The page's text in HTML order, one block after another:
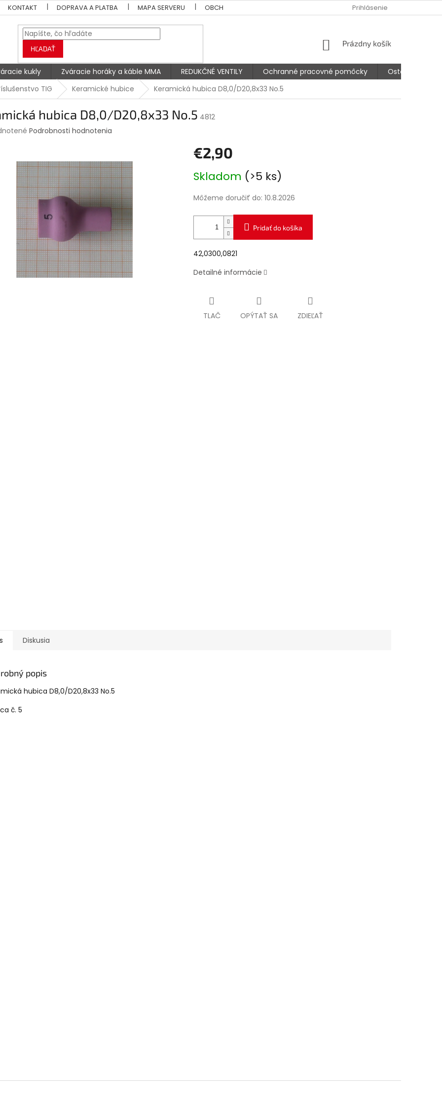
KONTAKT DOPRAVA A PLATBA MAPA SERVERU OBCHODNÉ PODMIENKY PODMIENKY OCHRANY OSOBNÝCH ÚDAJOV
Prihlásenie
HĽADAŤ
NÁKUPNÝ
Prázdny košík
kukly Zváracie horáky a káble MMA REDUKČNÉ VENTILY Ochranné pracovné pomôcky
Ostatné
TIG
Keramické hubice Keramická hubica D8,0/D20,8x33 No.5
hubica D8,0/D20,8x33 No.5 4812
Podrobnosti hodnotenia
€2,90
cena:
Skladom (>5 ks)
Môžeme doručiť do: 10.8.2026
Pridať do košíka
42,0300,0821
Detailné informácie
TLAČ OPÝTAŤ SA ZDIEĽAŤ
Diskusia
popis
hubica D8,0/D20,8x33 No.5
č. 5